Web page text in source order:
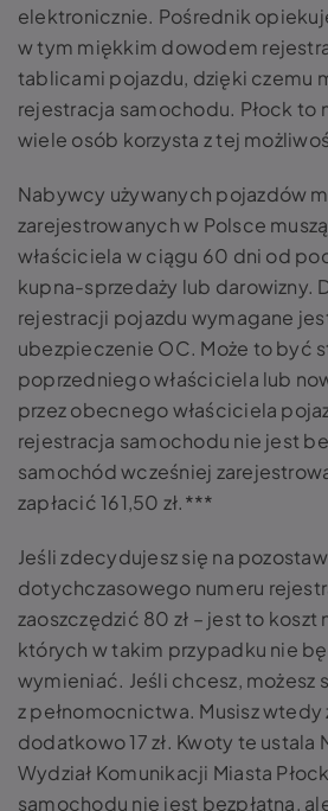
elektronicznie. Pośrednik
w tym miękkim dowodem
tablicami pojazdu, dzięki czemu
rejestracja samochodu. Płock to
wiele osób korzysta z tej
Nabywcy używanych pojazdów
zarejestrowanych w Polsce
właściciela w ciągu 60 dni od
kupna-sprzedaży lub darowizny.
rejestracji pojazdu wymagane
ubezpieczenie OC. Może to być
poprzedniego właściciela lub
przez obecnego właściciela
rejestracja samochodu nie jest
samochód wcześniej
zapłacić 161,50 zł.***
Jeśli zdecydujesz się na
dotychczasowego numeru
zaoszczędzić 80 zł – jest to
których w takim przypadku nie
wymieniać. Jeśli chcesz, możesz
z pełnomocnictwa. Musisz wtedy
dodatkowo 17 zł. Kwoty te ustala
Wydział Komunikacji Miasta
samochodu nie jest bezpłatna,